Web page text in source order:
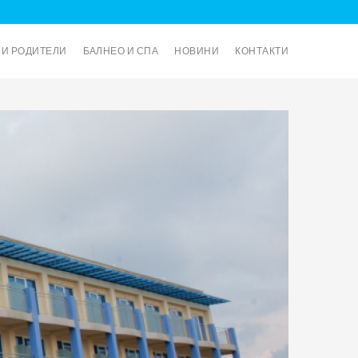
РОДИТЕЛИ БАЛНЕО И СПА НОВИНИ КОНТАКТИ